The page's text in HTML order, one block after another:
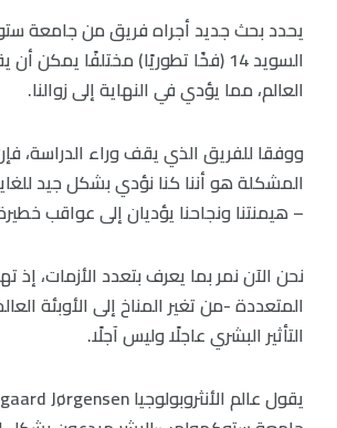
يحدد بحث جديد أجراه فريق من جامعة
السويد 14 (فخًا تطوريًا) مختلفًا
العالم، مما يؤدي في النهاية إلى زوالنا.
ووفقا للفريق الذي يقف وراء الدراسة،
المشكلة هو أننا كنا نؤدي بشكل جيد
– هيمنتنا ونجاحنا يؤديان إلى عواقب
نحن الآن نمر بما يعرف بتعدد الأزمات، إذ
المتعددة -من تغير المناخ إلى الأوبئة
التأثير البشري عاجلًا وليس آجلًا.